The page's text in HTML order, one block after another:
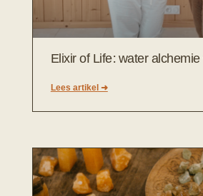
Elixir of Life: water
Lees artikel ➜